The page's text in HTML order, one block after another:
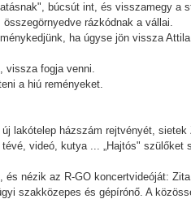
búcsút int, és visszamegy a
rázkódnak a vállai.
ha úgyse jön vissza
vissza fogja venni.
a hiú reményeket.
lakótelep házszám rejtvényét,
videó, kutya ... „Hajtós"
és nézik az R-GO koncertvideóját:
szakközepes és gépírónő. A